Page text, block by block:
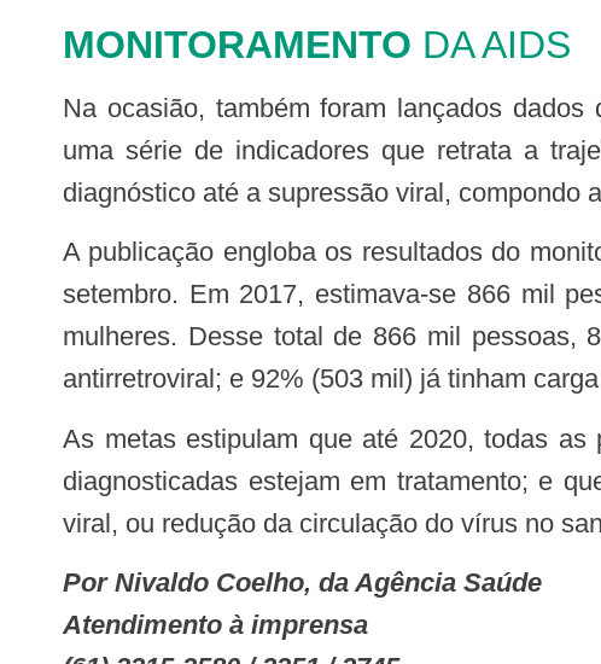
MONITORAMENTO DA AIDS
Na ocasião, também foram lançados dados do Relatório de Monitoramento Clínico do HIV. O monitoramento clínico engloba
uma série de indicadores que retrata a
diagnóstico até a supressão viral, compondo
A publicação engloba os resultados do monitoramento clínico do ano de 2017 e dos primeiros nove meses de 2018, até 30 de
setembro. Em 2017, estimava-se 866 mil
mulheres. Desse total de 866 mil pessoas,
antirretroviral; e 92% (503 mil) já tinham
As metas estipulam que até 2020, todas as pessoas vivendo com HIV no país sejam diagnosticadas; que 90% das pessoas
diagnosticadas estejam em tratamento; e
viral, ou redução da circulação do vírus no
Por Nivaldo Coelho, da Agência Saúde
Atendimento à imprensa